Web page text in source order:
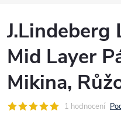
J.Lindeberg
Mid Layer
Mikina,
1 hodnocení